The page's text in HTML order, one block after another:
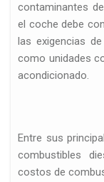
contaminantes
el coche debe
las exigencias
como unidades
acondicionado.
Entre sus
combustibles
costos de